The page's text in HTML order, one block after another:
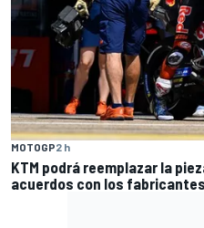
MOTOGP2 h
KTM podrá reemplazar la
acuerdos con los fabricantes